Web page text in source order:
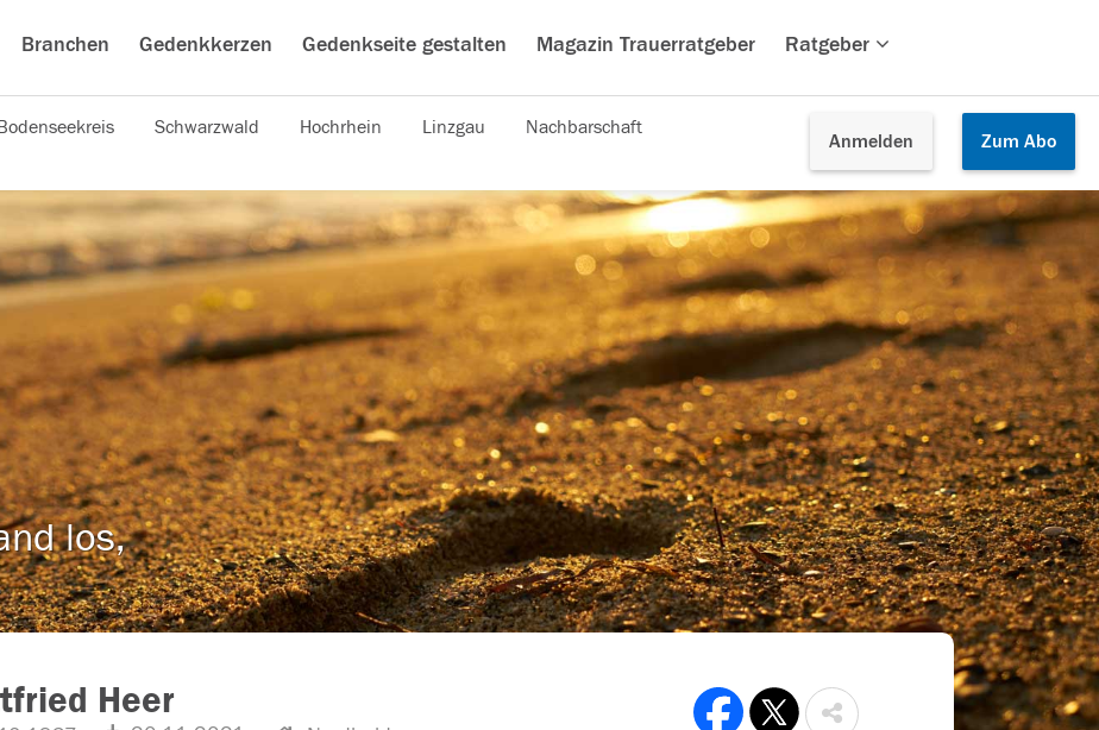
Branchen Gedenkkerzen Gedenkseite gestalten Magazin Trauerratgeber Ratgeber
Anmelden Zum Abo
Schwarzwald Hochrhein Linzgau Nachbarschaft
los,
Heer